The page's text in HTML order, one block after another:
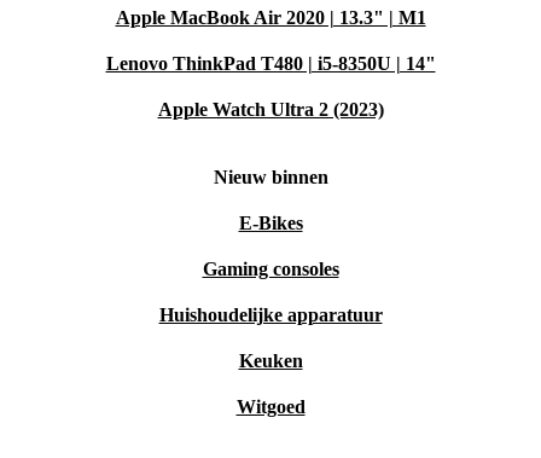
Apple MacBook Air 2020 | 13.3" | M1
Lenovo ThinkPad T480 | i5-8350U | 14"
Apple Watch Ultra 2 (2023)
Nieuw binnen
E-Bikes
Gaming consoles
Huishoudelijke apparatuur
Keuken
Witgoed